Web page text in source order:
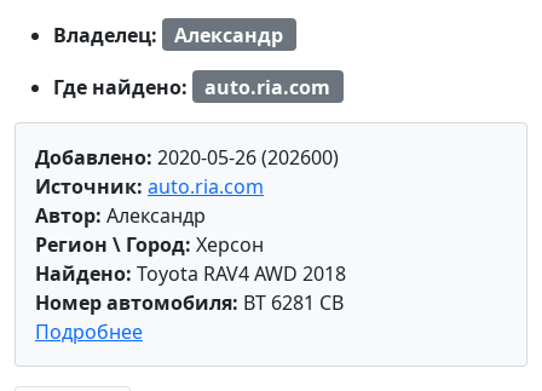
Владелец:
Александр
Где найдено:
auto.ria.com
Добавлено: 2020-05-26 (202600)
Источник: auto.ria.com
Автор: Александр
Регион \ Город: Херсон
Найдено: Toyota RAV4 AWD 2018
Номер автомобиля: BT 6281 CB
Подробнее